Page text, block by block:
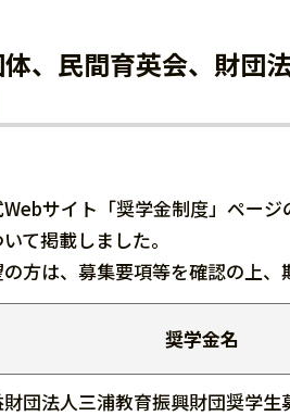
、民間育英会、財団
サイト「奨学金制度」ページ
て掲載しました。
方は、募集要項等を確認の上、
奨学金名
団法人三浦教育振興財団奨学生